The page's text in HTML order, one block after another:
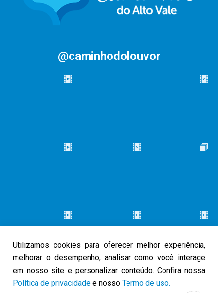
Utilizamos cookies para oferecer melhor experiência,
melhorar o desempenho, analisar como você interage
em nosso site e personalizar conteúdo. Confira nossa
Política de privacidade e nosso Termo de uso.
@caminhodolouvor